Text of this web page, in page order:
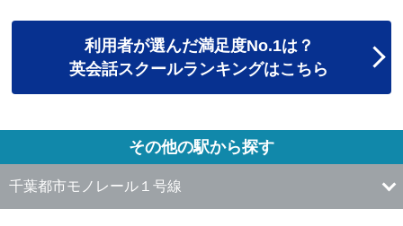
利用者が選んだ満足度No.1は？
英会話スクールランキングはこちら
その他の駅から探す
千葉都市モノレール１号線